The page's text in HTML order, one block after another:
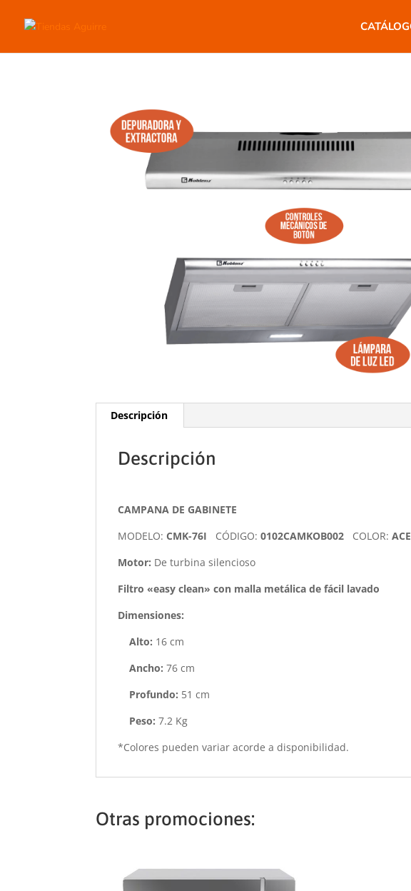
Descripción
Descripción
CAMPANA DE GABINETE
MODELO: CMK-76I CÓDIGO:0102CAMKOB002 COLOR:
Motor: De turbina silencioso
Filtro «easy clean» con malla metálica de fácil lavado
Dimensiones:
Alto: 16 cm
Ancho:76 cm
Profundo: 51 cm
Peso:7.2 Kg
*Colores pueden variar acorde a disponibilidad.
Otras promociones: